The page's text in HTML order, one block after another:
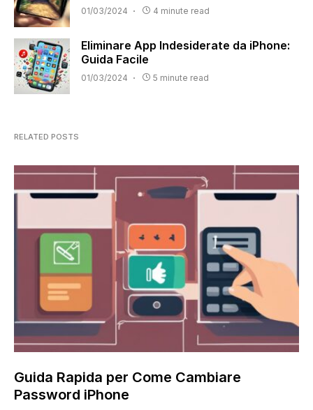
01/03/2024 4 minute read
Eliminare App Indesiderate da iPhone:
Guida Facile
01/03/2024 5 minute read
RELATED POSTS
Guida Rapida per Come Cambiare
Password iPhone